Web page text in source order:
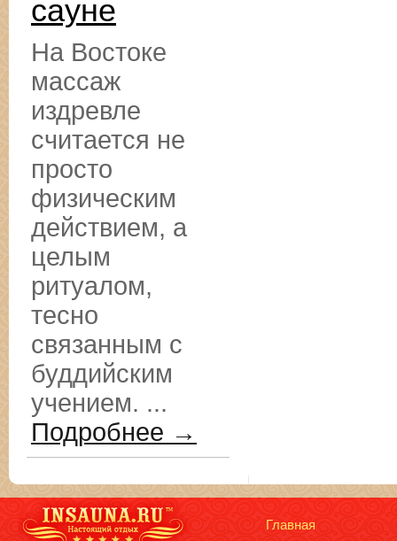
сауне
На Востоке
массаж
издревле
считается не
просто
физическим
действием, а
целым
ритуалом,
тесно
связанным с
буддийским
учением. ...
Подробнее →
Главная